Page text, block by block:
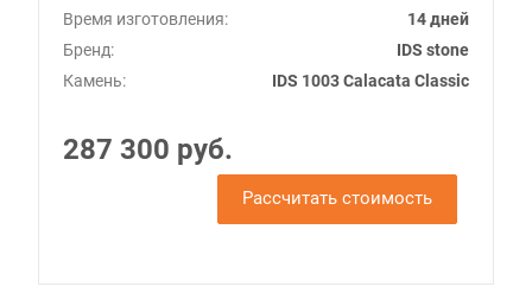
Время изготовления:
14 дней
Бренд:
IDS stone
Камень:
IDS 1003 Calacata Classic
287 300 руб.
Рассчитать стоимость